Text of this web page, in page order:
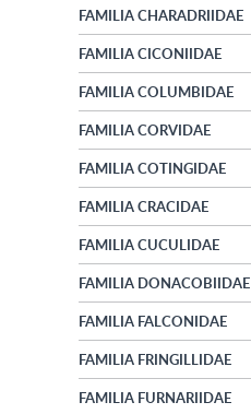
FAMILIA CHARADRIIDAE
FAMILIA CICONIIDAE
FAMILIA COLUMBIDAE
FAMILIA CORVIDAE
FAMILIA COTINGIDAE
FAMILIA CRACIDAE
FAMILIA CUCULIDAE
FAMILIA DONACOBIIDAE
FAMILIA FALCONIDAE
FAMILIA FRINGILLIDAE
FAMILIA FURNARIIDAE